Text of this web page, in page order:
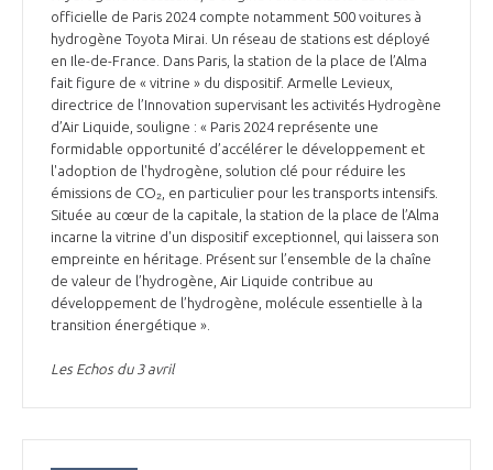
officielle de Paris 2024 compte notamment 500 voitures à
hydrogène Toyota Mirai. Un réseau de stations est déployé
en Ile-de-France. Dans Paris, la station de la place de l’Alma
fait figure de « vitrine » du dispositif. Armelle Levieux,
directrice de l’Innovation supervisant les activités Hydrogène
d’Air Liquide, souligne : « Paris 2024 représente une
formidable opportunité d’accélérer le développement et
l'adoption de l'hydrogène, solution clé pour réduire les
émissions de CO₂, en particulier pour les transports intensifs.
Située au cœur de la capitale, la station de la place de l’Alma
incarne la vitrine d'un dispositif exceptionnel, qui laissera son
empreinte en héritage. Présent sur l’ensemble de la chaîne
de valeur de l’hydrogène, Air Liquide contribue au
développement de l’hydrogène, molécule essentielle à la
transition énergétique ».
Les Echos du 3 avril